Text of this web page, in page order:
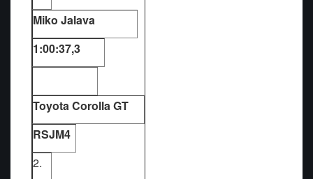
Miko Jalava
1:00:37,3
Toyota Corolla GT
RSJM4
2.